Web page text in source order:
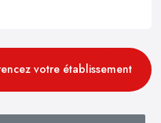
votre établissement